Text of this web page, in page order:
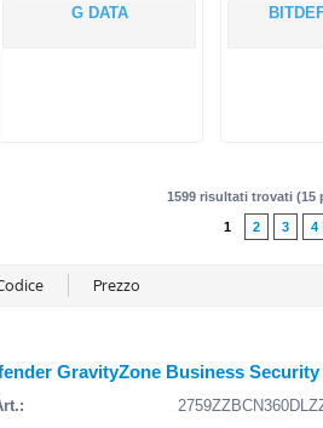
G DATA
1599 risultati trovati (15
1 2 3 4
GravityZone Business